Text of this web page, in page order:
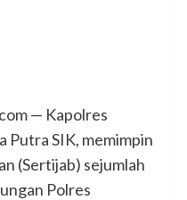
— Kapolres
Putra SIK, memimpin
(Sertijab) sejumlah
Polres